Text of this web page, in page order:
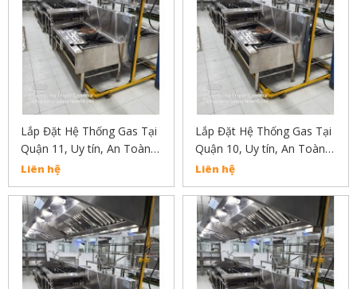
Lắp Đặt Hệ Thống Gas Tại
Quận 11, Uy tín, An Toàn,
Chất Lượng Liện Hệ:
02838304030
Liên hệ
Lắp Đặt Hệ Thống Gas Tại
Quận 10, Uy tín, An Toàn,
Chất Lượng Liên Hệ:
02838304030
Liên hệ